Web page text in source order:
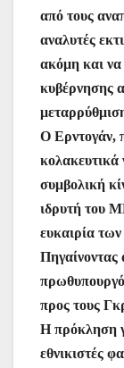
από τους
αναλυτές
ακόμη και να
κυβέρνησης
Ο Ερντογάν,
κολακευτικά
συμβολική
ιδρυτή του
ευκαιρία
προς τους
Η πρόκληση
εθνικιστές